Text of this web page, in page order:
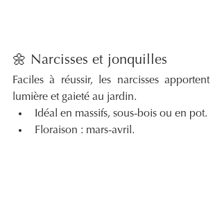
🌼 Narcisses et jonquilles
Faciles à réussir, les narcisses apportent
lumière et gaieté au jardin.
Idéal en massifs, sous-bois ou en pot.
Floraison : mars-avril.